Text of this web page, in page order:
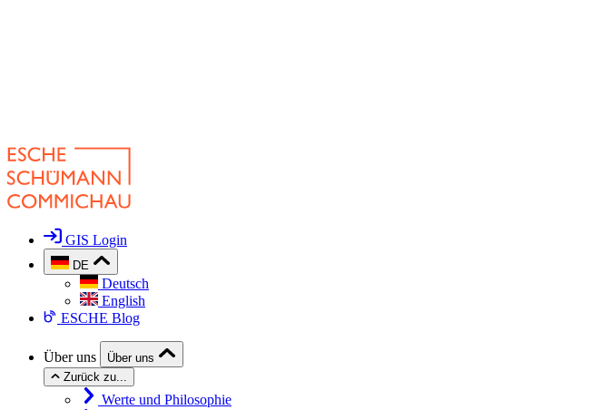
GIS Login
DE
Deutsch
English
ESCHE Blog
Über uns
Über uns
Zurück zu...
Werte und Philosophie